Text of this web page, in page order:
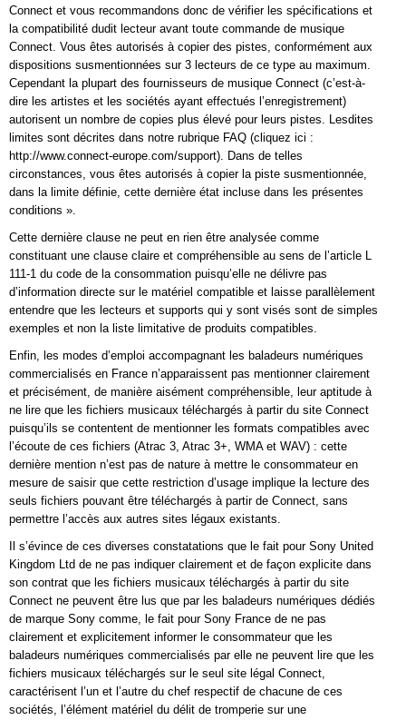
Connect et vous recommandons donc de vérifier les spécifications et
la compatibilité dudit lecteur avant toute commande de musique
Connect. Vous êtes autorisés à copier des pistes, conformément aux
dispositions susmentionnées sur 3 lecteurs de ce type au maximum.
Cependant la plupart des fournisseurs de musique Connect (c’est-à-
dire les artistes et les sociétés ayant effectués l’enregistrement)
autorisent un nombre de copies plus élevé pour leurs pistes. Lesdites
limites sont décrites dans notre rubrique FAQ (cliquez ici :
http://www.connect-europe.com/support). Dans de telles
circonstances, vous êtes autorisés à copier la piste susmentionnée,
dans la limite définie, cette dernière état incluse dans les présentes
conditions ».
Cette dernière clause ne peut en rien être analysée comme
constituant une clause claire et compréhensible au sens de l’article L
111-1 du code de la consommation puisqu’elle ne délivre pas
d’information directe sur le matériel compatible et laisse parallèlement
entendre que les lecteurs et supports qui y sont visés sont de simples
exemples et non la liste limitative de produits compatibles.
Enfin, les modes d’emploi accompagnant les baladeurs numériques
commercialisés en France n’apparaissent pas mentionner clairement
et précisément, de manière aisément compréhensible, leur aptitude à
ne lire que les fichiers musicaux téléchargés à partir du site Connect
puisqu’ils se contentent de mentionner les formats compatibles avec
l’écoute de ces fichiers (Atrac 3, Atrac 3+, WMA et WAV) : cette
dernière mention n’est pas de nature à mettre le consommateur en
mesure de saisir que cette restriction d’usage implique la lecture des
seuls fichiers pouvant être téléchargés à partir de Connect, sans
permettre l’accès aux autres sites légaux existants.
Il s’évince de ces diverses constatations que le fait pour Sony United
Kingdom Ltd de ne pas indiquer clairement et de façon explicite dans
son contrat que les fichiers musicaux téléchargés à partir du site
Connect ne peuvent être lus que par les baladeurs numériques dédiés
de marque Sony comme, le fait pour Sony France de ne pas
clairement et explicitement informer le consommateur que les
baladeurs numériques commercialisés par elle ne peuvent lire que les
fichiers musicaux téléchargés sur le seul site légal Connect,
caractérisent l’un et l’autre du chef respectif de chacune de ces
sociétés, l’élément matériel du délit de tromperie sur une